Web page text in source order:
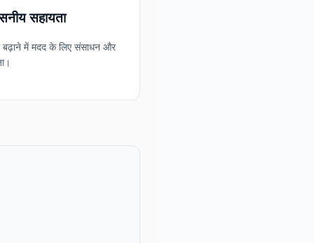
सहायता
में मदद के लिए संसाधन और